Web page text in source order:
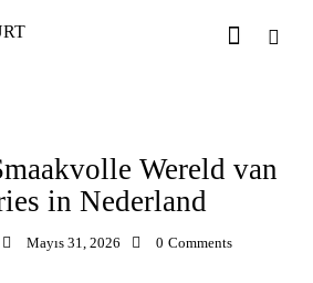
Wereld van
in Nederland
Mayıs 31, 2026 0 Comments